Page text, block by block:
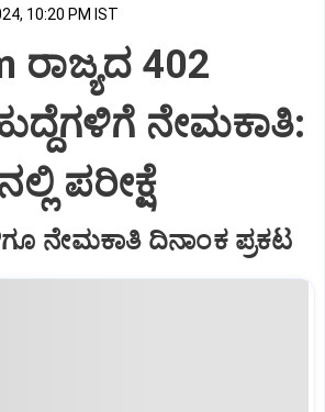
10:20 PM IST
ರಾಜ್ಯದ 402
ನೇಮಕಾತಿ:
ಪರೀಕ್ಷೆ
ನೇಮಕಾತಿ ದಿನಾಂಕ ಪ್ರಕಟ